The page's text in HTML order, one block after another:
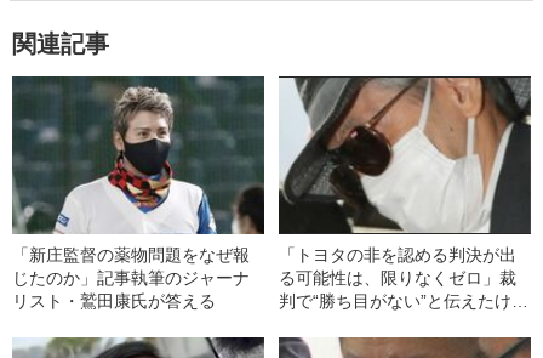
関連記事
「新庄監督の薬物問題をなぜ報
じたのか」記事執筆のジャーナ
リスト・鷲田康氏が答える
「トヨタの非を認める判決が出
る可能性は、限りなくゼロ」裁
判で“勝ち目がない”と伝えたけれ
幸三を説得できなかった「長男